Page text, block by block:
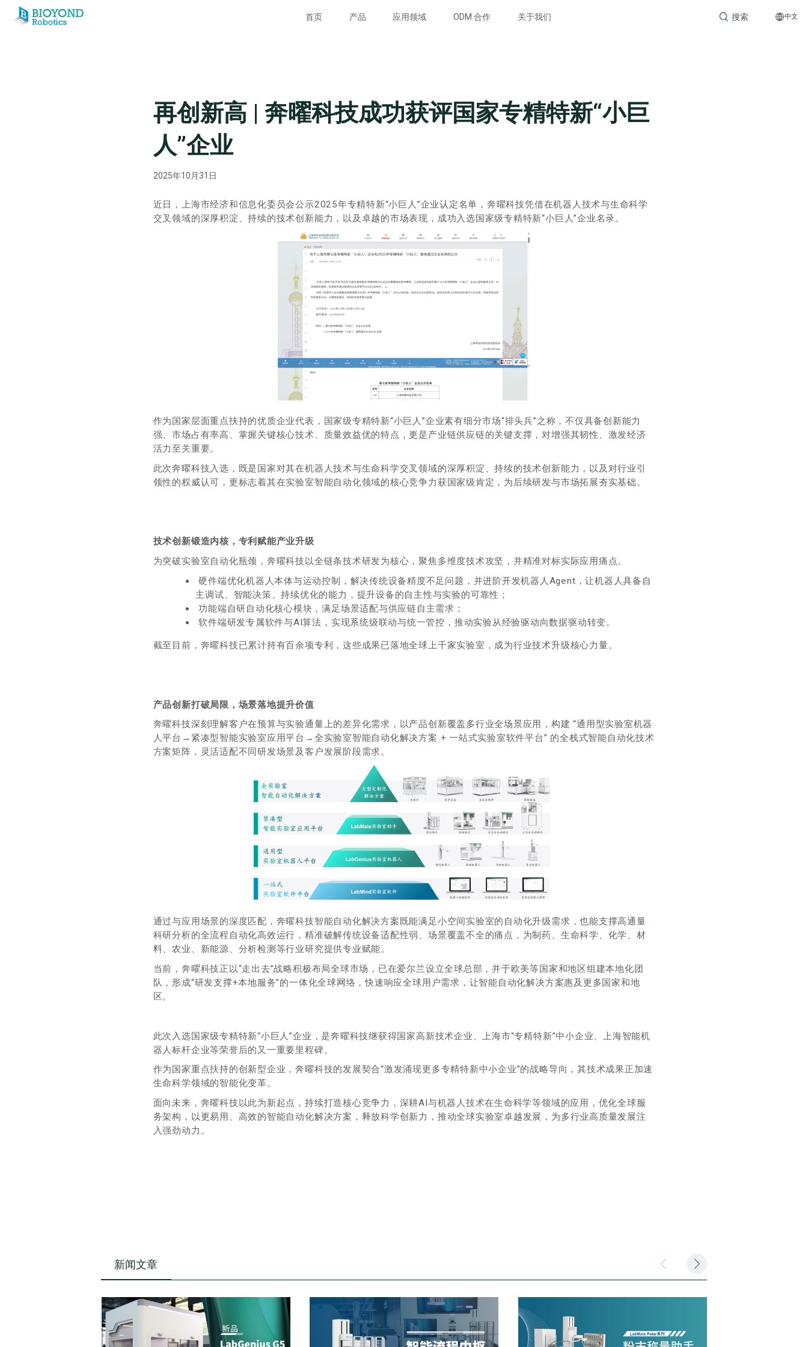
首页 产品 应用领域 ODM 合作 关于我们
Search
中文
再创新高 | 奔曜科技成功获评国家专精特新“小巨
人”企业
2025年10月31日
近日，上海市经济和信息化委员会公示2025年专精特新“小巨人”企业认定名单，奔曜科技凭借在机器人技术与生命科学
交叉领域的深厚积淀、持续的技术创新能力，以及卓越的市场表现，成功入选国家级专精特新“小巨人”企业名录。
作为国家层面重点扶持的优质企业代表，国家级专精特新“小巨人”企业素有细分市场“排头兵”之称，不仅具备创新能力
强、市场占有率高、掌握关键核心技术、质量效益优的特点，更是产业链供应链的关键支撑，对增强其韧性、激发经济
活力至关重要。
此次奔曜科技入选，既是国家对其在机器人技术与生命科学交叉领域的深厚积淀、持续的技术创新能力，以及对行业引
领性的权威认可，更标志着其在实验室智能自动化领域的核心竞争力获国家级肯定，为后续研发与市场拓展夯实基础。
技术创新锻造内核，专利赋能产业升级
为突破实验室自动化瓶颈，奔曜科技以全链条技术研发为核心，聚焦多维度技术攻坚，并精准对标实际应用痛点。
硬件端优化机器人本体与运动控制，解决传统设备精度不足问题，并进阶开发机器人Agent，让机器人具备自
主调试、智能决策、持续优化的能力，提升设备的自主性与实验的可靠性；
功能端自研自动化核心模块，满足场景适配与供应链自主需求；
软件端研发专属软件与AI算法，实现系统级联动与统一管控，推动实验从经验驱动向数据驱动转变。
截至目前，奔曜科技已累计持有百余项专利，这些成果已落地全球上千家实验室，成为行业技术升级核心力量。
产品创新打破局限，场景落地提升价值
奔曜科技深刻理解客户在预算与实验通量上的差异化需求，以产品创新覆盖多行业全场景应用，构建 “通用型实验室机器
人平台→紧凑型智能实验室应用平台→全实验室智能自动化解决方案 + 一站式实验室软件平台” 的全栈式智能自动化技术
方案矩阵，灵活适配不同研发场景及客户发展阶段需求。
通过与应用场景的深度匹配，奔曜科技智能自动化解决方案既能满足小空间实验室的自动化升级需求，也能支撑高通量
科研分析的全流程自动化高效运行，精准破解传统设备适配性弱、场景覆盖不全的痛点，为制药、生命科学、化学、材
料、农业、新能源、分析检测等行业研究提供专业赋能。
当前，奔曜科技正以“走出去”战略积极布局全球市场，已在爱尔兰设立全球总部，并于欧美等国家和地区组建本地化团
队，形成“研发支撑+本地服务”的一体化全球网络，快速响应全球用户需求，让智能自动化解决方案惠及更多国家和地
区。
此次入选国家级专精特新“小巨人”企业，是奔曜科技继获得国家高新技术企业、上海市“专精特新”中小企业、上海智能机
器人标杆企业等荣誉后的又一重要里程碑。
作为国家重点扶持的创新型企业，奔曜科技的发展契合“激发涌现更多专精特新中小企业”的战略导向，其技术成果正加速
生命科学领域的智能化变革。
面向未来，奔曜科技以此为新起点，持续打造核心竞争力，深耕AI与机器人技术在生命科学等领域的应用，优化全球服
务架构，以更易用、高效的智能自动化解决方案，释放科学创新力，推动全球实验室卓越发展，为多行业高质量发展注
入强劲动力。
新闻文章